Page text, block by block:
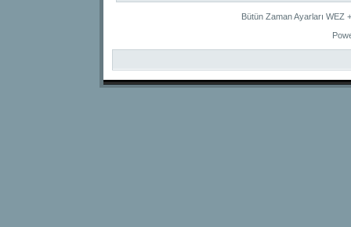
Bütün Zaman Ayarları WEZ